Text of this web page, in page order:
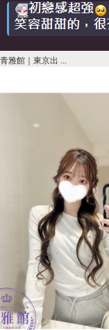
青雅館｜東京出 ...